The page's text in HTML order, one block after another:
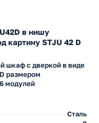
в нишу
картину STJU 42 D
шкаф с дверкой в виде
размером
модулей
Сталь